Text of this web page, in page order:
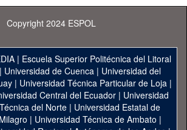
Copyright 2024 ESPOL
| Escuela Superior Politécnica del Litoral
| Universidad de Cuenca| Universidad del
| Universidad Técnica Particular de Loja|
Central del Ecuador| Universidad
Técnica del Norte | Universidad Estatal de
Milagro | Universidad Técnica de Ambato |